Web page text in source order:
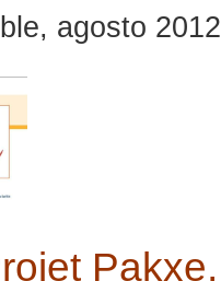
agosto 2012